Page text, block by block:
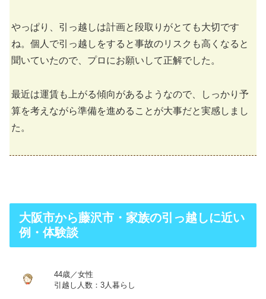
やっぱり、引っ越しは計画と段取りがとても大切です
ね。個人で引っ越しをすると事故のリスクも高くなると
聞いていたので、プロにお願いして正解でした。
最近は運賃も上がる傾向があるようなので、しっかり予
算を考えながら準備を進めることが大事だと実感しまし
た。
大阪市から藤沢市・家族の引っ越しに近い
例・体験談
44歳／女性
引越し人数：3人暮らし